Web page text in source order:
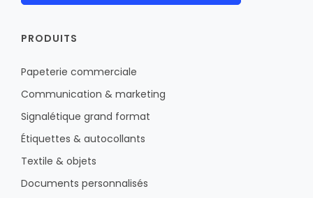
PRODUITS
Papeterie commerciale
Communication & marketing
Signalétique grand format
Étiquettes & autocollants
Textile & objets
Documents personnalisés